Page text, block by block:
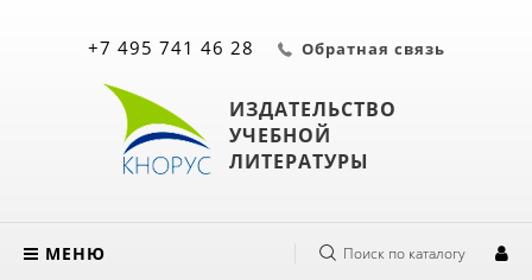
ИЗДАТЕЛЬСТВО
УЧЕБНОЙ
ЛИТЕРАТУРЫ
+7 495 741 46 28 Обратная связь
МЕНЮ Поиск по каталогу